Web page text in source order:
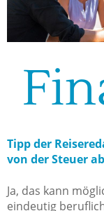
Tipp der
von der Steuer
Ja, das kann
eindeutig